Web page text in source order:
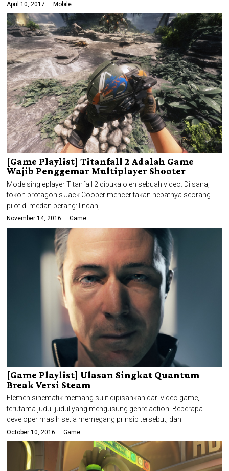
April 10, 2017 Mobile
[Game Playlist] Titanfall 2 Adalah Game
Wajib Penggemar Multiplayer Shooter
Mode singleplayer Titanfall 2 dibuka oleh sebuah video. Di sana,
tokoh protagonis Jack Cooper menceritakan hebatnya seorang
pilot di medan perang: lincah,
November 14, 2016 Game
[Game Playlist] Ulasan Singkat Quantum
Break Versi Steam
Elemen sinematik memang sulit dipisahkan dari video game,
terutama judul-judul yang mengusung genre action. Beberapa
developer masih setia memegang prinsip tersebut, dan
October 10, 2016 Game